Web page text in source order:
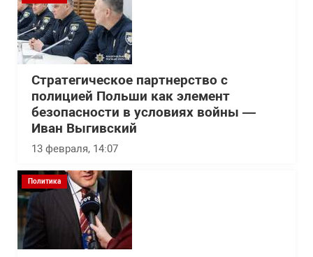
Стратегическое партнерство с
полицией Польши как элемент
безопасности в условиях войны —
Иван Выгивский
13 февраля, 14:07
Политика